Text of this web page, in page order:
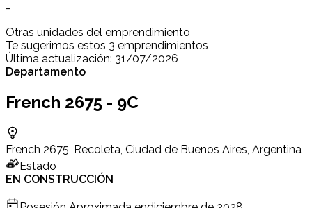
-
Otras unidades del emprendimiento
Te sugerimos estos 3 emprendimientos
Última actualización: 31/07/2026
Departamento
French 2675 - 9C
French 2675, Recoleta, Ciudad de Buenos Aires, Argentina
Estado
EN CONSTRUCCIÓN